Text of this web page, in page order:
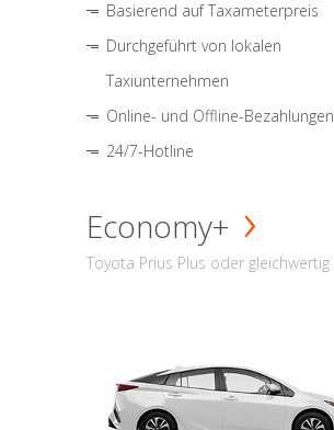
Basierend auf Taxameterpreis
Durchgeführt von lokalen
Taxiunternehmen
Online- und Offline-Bezahlungen
24/7-Hotline
Economy+
Toyota Prius Plus oder gleichwertig